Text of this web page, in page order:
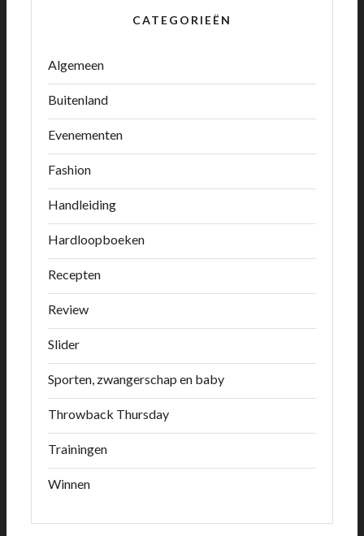
CATEGORIEËN
Algemeen
Buitenland
Evenementen
Fashion
Handleiding
Hardloopboeken
Recepten
Review
Slider
Sporten, zwangerschap en baby
Throwback Thursday
Trainingen
Winnen